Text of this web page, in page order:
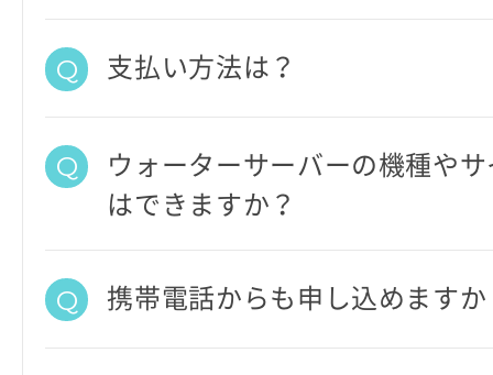
支払い方法は？
ウォーターサーバーの機種や
はできますか？
携帯電話からも申し込めますか